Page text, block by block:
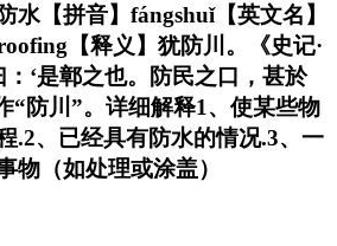
水【拼音】fángshuǐ【英文名】
【释义】犹防川。《史记·
‘是鄣之也。防民之口，甚於
“防川”。详细解释1、使某些物
.2、已经具有防水的情况.3、一
物（如处理或涂盖）